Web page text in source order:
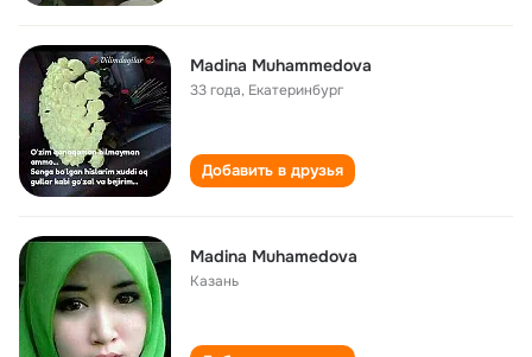
Madina Muhammedova
33 года, Екатеринбург
Добавить в друзья
Madina Muhamedova
Казань